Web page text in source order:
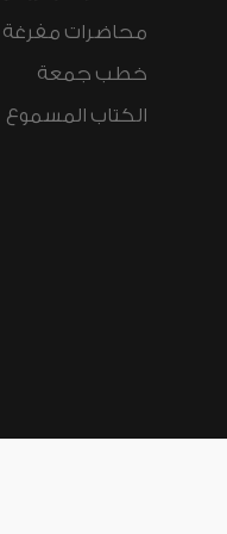
محاضرات مفرغة
خطب جمعة
الكتاب المسموع